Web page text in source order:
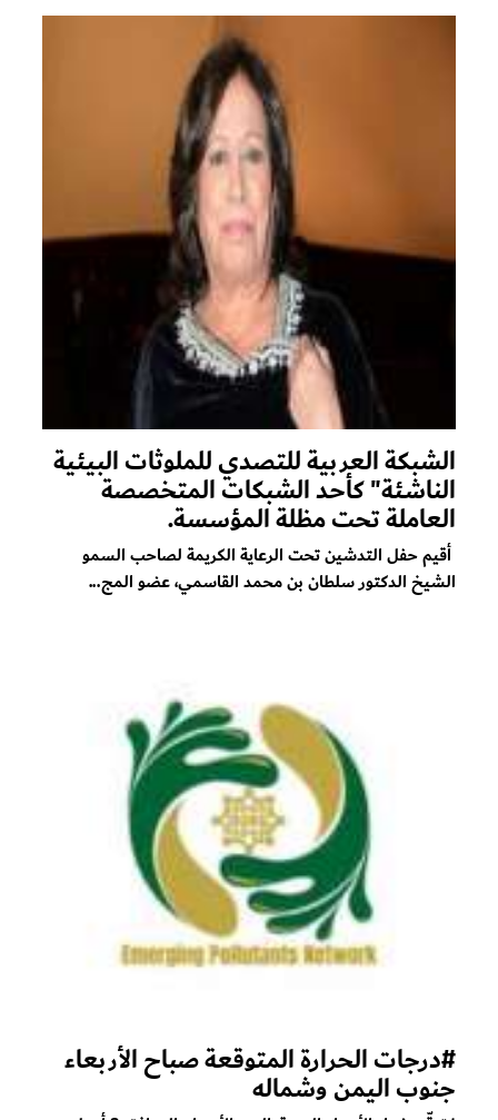
الشبكة العربية للتصدي للملوثات البيئية
الناشئة" كأحد الشبكات المتخصصة
العاملة تحت مظلة المؤسسة.
أقيم حفل التدشين تحت الرعاية الكريمة لصاحب السمو
الشيخ الدكتور سلطان بن محمد القاسمي، عضو المج...
#درجات الحرارة المتوقعة صباح الأربعاء
جنوب اليمن وشماله